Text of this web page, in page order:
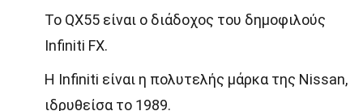
Το QX55 είναι ο διάδοχος του δημοφιλούς
Infiniti FX.
Η Infiniti είναι η πολυτελής μάρκα της Nissan,
ιδρυθείσα το 1989.